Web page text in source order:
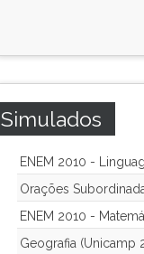
Simulados
ENEM 2010 -
Orações
ENEM 2010 -
Geografia (Unicamp